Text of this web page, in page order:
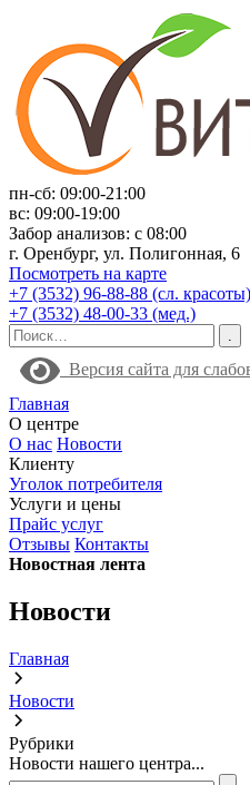
пн-сб: 09:00-21:00
вс: 09:00-19:00
Забор анализов: с 08:00
г. Оренбург, ул. Полигонная, 6
Посмотреть на карте
+7 (3532) 96-88-88 (сл. красоты)
+7 (3532) 48-00-33 (мед.)
Версия сайта для
Главная
О центре
О нас Новости
Клиенту
Уголок потребителя
Услуги и цены
Прайс услуг
Отзывы Контакты
Новостная лента
Новости
Главная
Новости
Рубрики
Новости нашего центра...